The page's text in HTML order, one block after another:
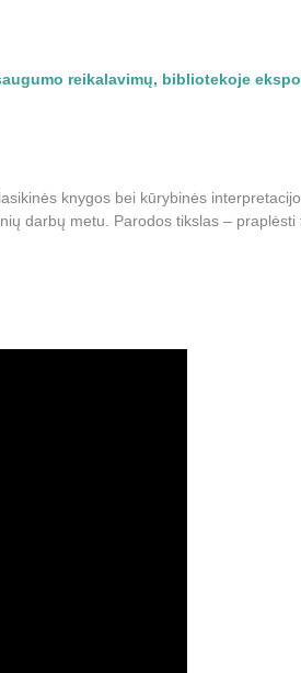
reikalavimų, bibliotekoje
knygos bei kūrybinės
darbų metu. Parodos tikslas –